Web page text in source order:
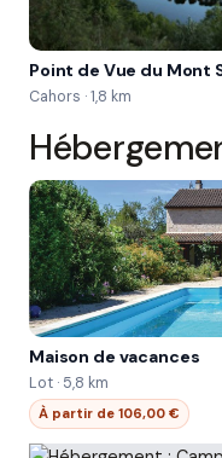
Point de Vue du Mont
Cahors · 1,8 km
Maison de vacances
Lot · 5,8 km
À partir de 106,00 €